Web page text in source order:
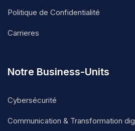
Politique de Confidentialité
Carrieres
Notre Business-Units
Cybersécurité
Communication & Transformation